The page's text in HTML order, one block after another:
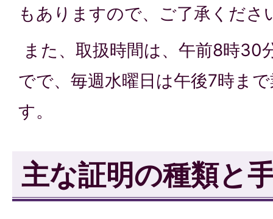
もありますので、ご了承くださ
また、取扱時間は、午前8時30
でで、毎週水曜日は午後7時ま
す。
主な証明の種類と